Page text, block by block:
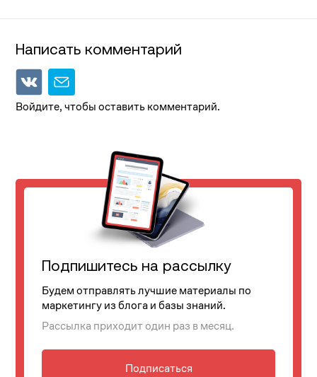
Написать комментарий
Войдите, чтобы оставить комментарий.
Подпишитесь на рассылку
Будем отправлять лучшие материалы по
маркетингу из блога и базы знаний.
Рассылка приходит один раз в месяц.
Подписаться